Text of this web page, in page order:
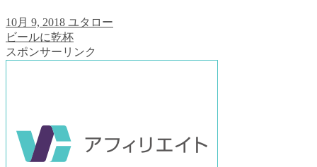
10月 9, 2018 ユタロー
ビールに乾杯
スポンサーリンク